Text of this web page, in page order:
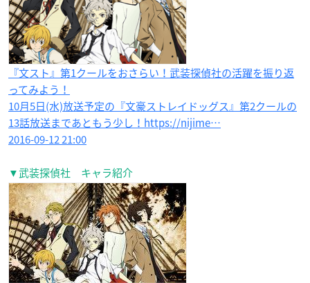
『文スト』第1クールをおさらい！武装探偵社の活躍を振り返
ってみよう！
10月5日(水)放送予定の『文豪ストレイドッグス』第2クールの
13話放送まであともう少し！https://nijime…
2016-09-12 21:00
▼武装探偵社 キャラ紹介